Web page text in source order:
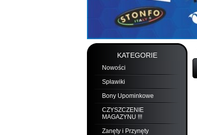
KATEGORIE
Nowości
Spławiki
Bony Upominkowe
CZYSZCZENIE
MAGAZYNU !!!
Zanęty i Przynęty